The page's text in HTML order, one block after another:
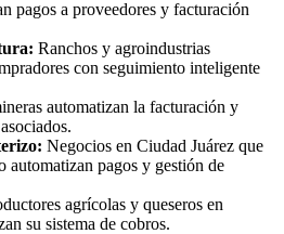
pagos a proveedores y facturación
Ranchos y agroindustrias
con seguimiento inteligente
automatizan la facturación y
Negocios en Ciudad Juárez que
automatizan pagos y gestión de
agrícolas y queseros en
su sistema de cobros.